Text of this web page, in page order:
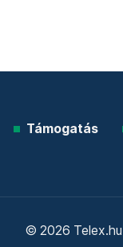
Támogatás
© 2026